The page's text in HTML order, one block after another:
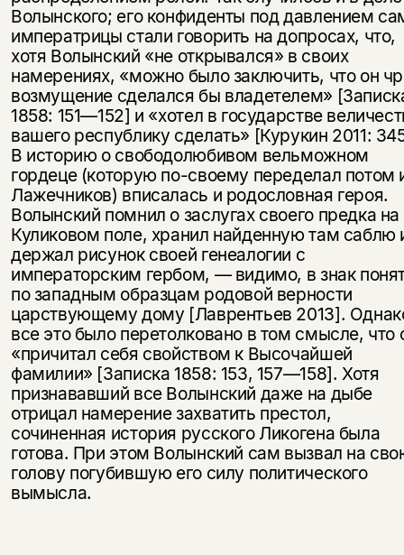
Волынского; его конфиденты под давлением
императрицы стали говорить на допросах, что,
хотя Волынский «не открывался» в своих
намерениях, «можно было заключить, что он
возмущение сделался бы владетелем»
1858: 151—152] и «хотел в государстве
вашего республику сделать» [Курукин 2011:
В историю о свободолюбивом вельможном
гордеце (которую по-своему переделал потом
Лажечников) вписалась и родословная героя.
Волынский помнил о заслугах своего предка на
Куликовом поле, хранил найденную там саблю
держал рисунок своей генеалогии с
императорским гербом, — видимо, в знак
по западным образцам родовой верности
царствующему дому [Лаврентьев 2013].
все это было перетолковано в том смысле, что
«причитал себя свойством к Высочайшей
фамилии» [Записка 1858: 153, 157—158]. Хотя
признававший все Волынский даже на дыбе
отрицал намерение захватить престол,
сочиненная история русского Ликогена была
готова. При этом Волынский сам вызвал на
голову погубившую его силу политического
вымысла.